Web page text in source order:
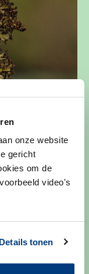
onze website
gericht
om de
video's
Details tonen
stand